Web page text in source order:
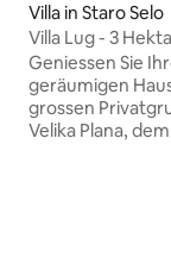
Villa in Staro Selo
Villa Lug - 3
Geniessen Sie
geräumigen
grossen
Velika Plana,